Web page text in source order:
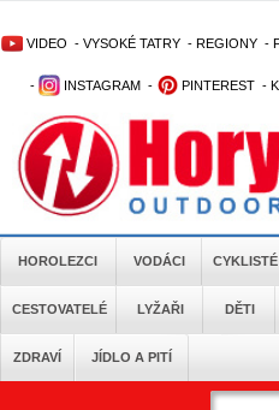
VIDEO - VYSOKÉ TATRY - REGIONY -
- INSTAGRAM - PINTEREST -
HOROLEZCI VODÁCI CYKLISTÉ
CESTOVATELÉ LYŽAŘI DĚTI
ZDRAVÍ JÍDLO A PITÍ